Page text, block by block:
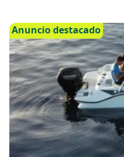
Anuncio destacado